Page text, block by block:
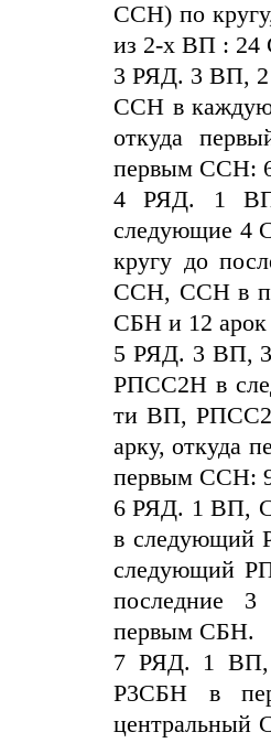
ССН) по
из 2-х ВП : 24
3 РЯД. 3 ВП, 2
ССН в
откуда
первым ССН:
4 РЯД. 1
следующие 4
кругу до
ССН, ССН в
СБН и 12
5 РЯД. 3 ВП, 3
РПСС2Н в
ти ВП,
арку, откуда
первым ССН:
6 РЯД. 1 ВП,
в
следующий
последние
первым СБН.
7 РЯД. 1 ВП,
Р3СБН в
центральный